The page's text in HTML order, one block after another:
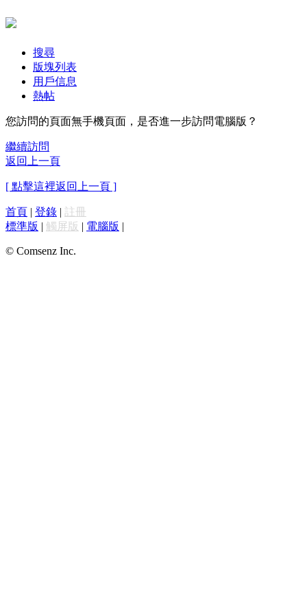
搜尋
版塊列表
用戶信息
熱帖
您訪問的頁面無手機頁面，是否進一步訪問電腦版？
繼續訪問
返回上一頁
[ 點擊這裡返回上一頁 ]
首頁 | 登錄 | 註冊
標準版 | 觸屏版 | 電腦版 |
© Comsenz Inc.